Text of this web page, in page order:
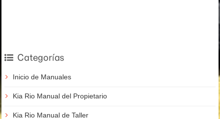
Categorías
Inicio de Manuales
Kia Rio Manual del Propietario
Kia Rio Manual de Taller